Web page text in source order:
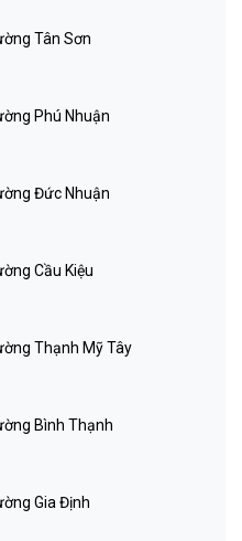
Tân Sơn
Phú Nhuận
Đức Nhuận
Cầu Kiệu
Thạnh Mỹ Tây
Bình Thạnh
Gia Định